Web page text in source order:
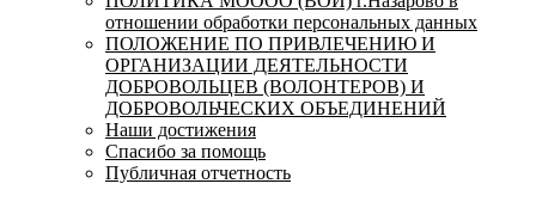
отношении обработки персональных данных
ПОЛОЖЕНИЕ ПО ПРИВЛЕЧЕНИЮ И
ОРГАНИЗАЦИИ ДЕЯТЕЛЬНОСТИ
ДОБРОВОЛЬЦЕВ (ВОЛОНТЕРОВ) И
ДОБРОВОЛЬЧЕСКИХ ОБЪЕДИНЕНИЙ
Наши достижения
Спасибо за помощь
Публичная отчетность